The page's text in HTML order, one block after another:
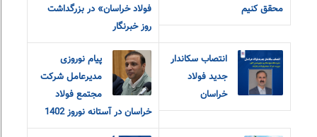
محقق کنیم
فولاد خراسان» در بزرگداشت
روز خبرنگار
انتصاب سکاندار
جدید فولاد
خراسان
پیام نوروزی
مدیرعامل شرکت
مجتمع فولاد
خراسان در آستانه نوروز 1402